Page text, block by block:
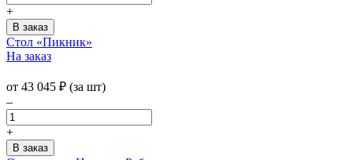
+
Стол «Пикник»
На заказ
от 43 045 ₽ (за шт)
–
+